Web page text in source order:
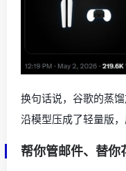
换句话说，谷歌的蒸
沿模型压成了轻量版，
帮你管邮件、替